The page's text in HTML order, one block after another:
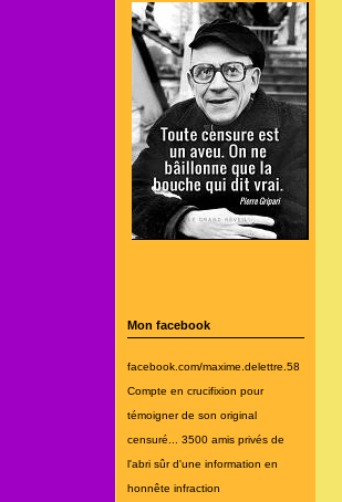
Mon facebook
facebook.com/maxime.delettre.58
Compte en crucifixion pour
témoigner de son original
censuré... 3500 amis privés de
l'abri sûr d'une information en
honnête infraction